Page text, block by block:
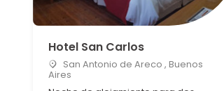
Hotel San Carlos
San Antonio de Areco , Buenos
Aires